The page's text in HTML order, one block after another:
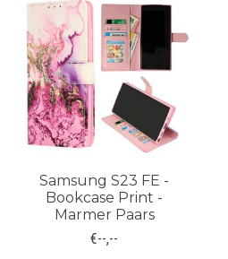
Samsung S23 FE -
Bookcase Print -
Marmer Paars
€--,--